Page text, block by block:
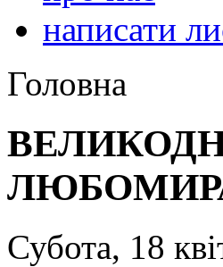
написати
Головна
Субота, 18